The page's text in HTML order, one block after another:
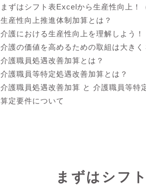
まずはシフト表Excelから生産性向上！
生産性向上推進体制加算とは？
介護における生産性向上を理解しよう！
介護の価値を高めるための取組は大きく
介護職員処遇改善加算とは？
介護職員等特定処遇改善加算とは？
介護職員処遇改善加算 と 介護職員等特
算定要件について
まずはシフ